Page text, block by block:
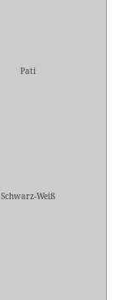
Pati
Schwarz-Weiß